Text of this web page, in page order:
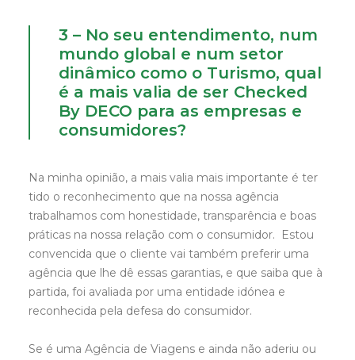
3 – No seu entendimento, num
mundo global e num setor
dinâmico como o Turismo, qual
é a mais valia de ser Checked
By DECO para as empresas e
consumidores?
Na minha opinião, a mais valia mais importante é ter
tido o reconhecimento que na nossa agência
trabalhamos com honestidade, transparência e boas
práticas na nossa relação com o consumidor. Estou
convencida que o cliente vai também preferir uma
agência que lhe dê essas garantias, e que saiba que à
partida, foi avaliada por uma entidade idónea e
reconhecida pela defesa do consumidor.
Se é uma Agência de Viagens e ainda não aderiu ou